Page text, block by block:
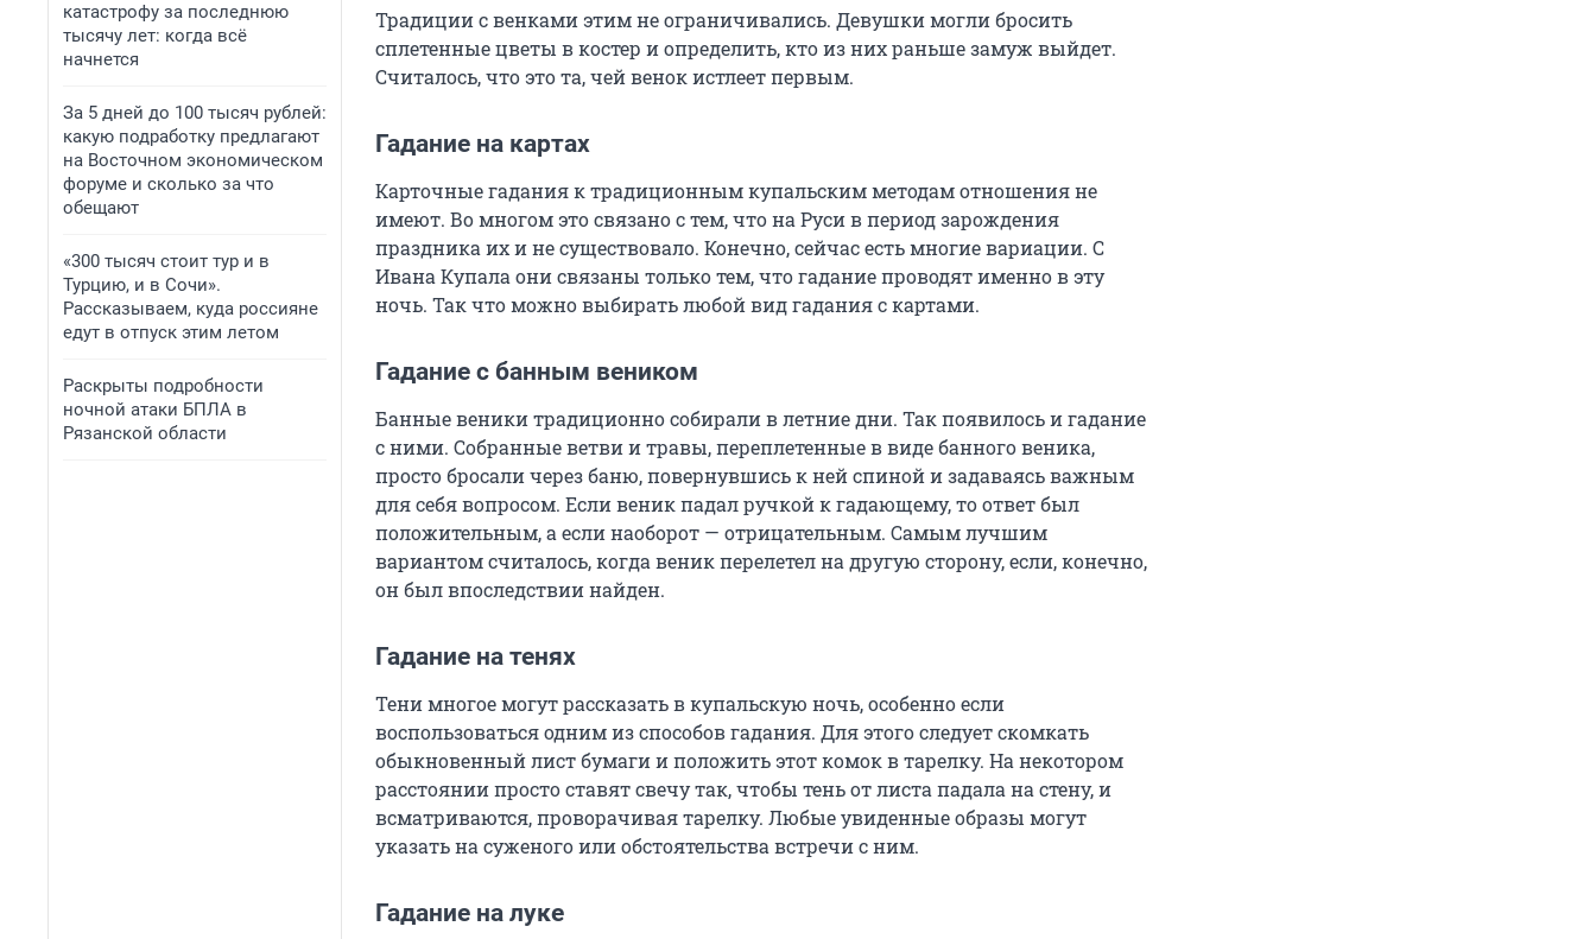
катастрофу за последнюю
тысячу лет: когда всё
начнется
За 5 дней до 100 тысяч рублей:
какую подработку предлагают
на Восточном экономическом
форуме и сколько за что
обещают
«300 тысяч стоит тур и в
Турцию, и в Сочи».
Рассказываем, куда россияне
едут в отпуск этим летом
Раскрыты подробности
ночной атаки БПЛА в
Рязанской области
Традиции с венками этим не ограничивались. Девушки могли бросить
сплетенные цветы в костер и определить, кто из них раньше замуж выйдет.
Считалось, что это та, чей венок истлеет первым.
Гадание на картах
Карточные гадания к традиционным купальским методам отношения не
имеют. Во многом это связано с тем, что на Руси в период зарождения
праздника их и не существовало. Конечно, сейчас есть многие вариации. С
Ивана Купала они связаны только тем, что гадание проводят именно в эту
ночь. Так что можно выбирать любой вид гадания с картами.
Гадание с банным веником
Банные веники традиционно собирали в летние дни. Так появилось и гадание
с ними. Собранные ветви и травы, переплетенные в виде банного веника,
просто бросали через баню, повернувшись к ней спиной и задаваясь важным
для себя вопросом. Если веник падал ручкой к гадающему, то ответ был
положительным, а если наоборот — отрицательным. Самым лучшим
вариантом считалось, когда веник перелетел на другую сторону, если, конечно,
он был впоследствии найден.
Гадание на тенях
Тени многое могут рассказать в купальскую ночь, особенно если
воспользоваться одним из способов гадания. Для этого следует скомкать
обыкновенный лист бумаги и положить этот комок в тарелку. На некотором
расстоянии просто ставят свечу так, чтобы тень от листа падала на стену, и
всматриваются, проворачивая тарелку. Любые увиденные образы могут
указать на суженого или обстоятельства встречи с ним.
Гадание на луке